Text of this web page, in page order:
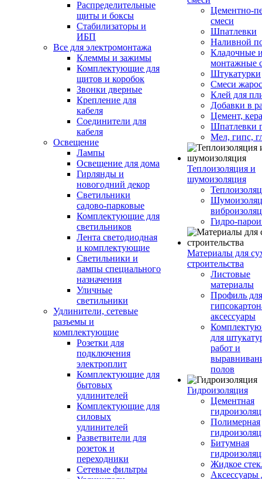
Распределительные
щиты и боксы
Стабилизаторы и
ИБП
Все для электромонтажа
Клеммы и зажимы
Комплектующие для
щитов и коробок
Звонки дверные
Крепление для
кабеля
Соединители для
кабеля
Освещение
Лампы
Освещение для дома
Гирлянды и
новогодний декор
Светильники
садово-парковые
Комплектующие для
светильников
Лента светодиодная
и комплектующие
Светильники и
лампы специального
назначения
Уличные
светильники
Удлинители, сетевые
разъемы и
комплектующие
Розетки для
подключения
электроплит
Комплектующие для
бытовых
удлинителей
Комплектующие для
силовых
удлинителей
Разветвители для
розеток и
переходники
Сетевые фильтры
Цементно-
смеси
Шпатлевки
Наливной
Кладочные
монтажные
Штукатурки
Смеси
Клей для
Добавки в
Цемент,
Шпатлевки
Мел, гипс,
Теплоизоляция и
шумоизоляция
Гидро-
Материалы для
строительства
Листовые
материалы
Профиль для
аксессуары
для
работ и
полов
Гидроизоляция
Цементная
Полимерная
Битумная
Жидкое
Аксессуары